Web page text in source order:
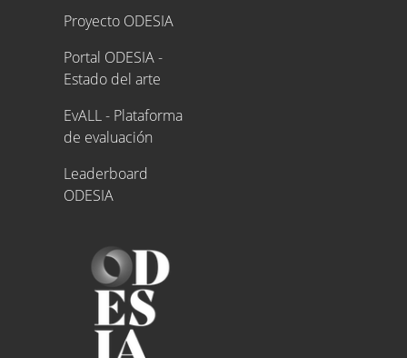
Proyecto ODESIA
Proyecto ODESIA
Portal ODESIA -
Estado del arte
EvALL - Plataforma
de evaluación
Leaderboard
ODESIA